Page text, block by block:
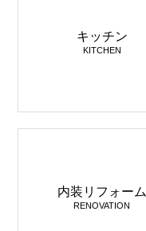
キッチン
KITCHEN
内装リフォーム
RENOVATION